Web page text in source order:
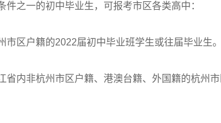
之一的初中毕业生，可报考市区各类高中：
区户籍的2022届初中毕业班学生或往届毕业生。
内非杭州市区户籍、港澳台籍、外国籍的杭州市